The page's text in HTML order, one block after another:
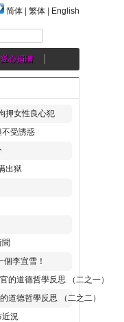
简体 繁体 English
愛心捐贈
押女性良心犯
不受誘惑
出狱
李宜雪！
的道德哲學反思 （二之一）
道德哲學反思 （二之二）
近況